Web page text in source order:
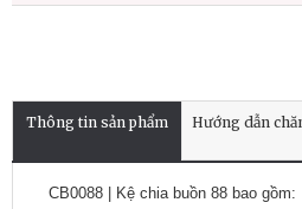
Thông tin sản phẩm Hướng dẫn
CB0088 | Kệ chia buồn 88 bao gồm: